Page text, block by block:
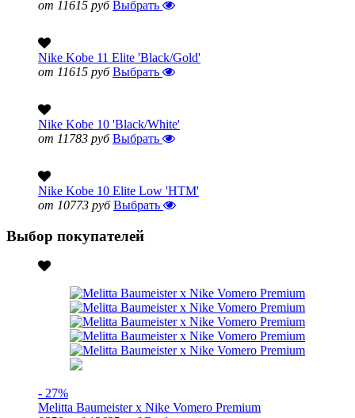
от 11615 руб Выбрать
Nike Kobe 11 Elite 'Black/Gold'
от 11615 руб Выбрать
Nike Kobe 10 'Black/White'
от 11783 руб Выбрать
Nike Kobe 10 Elite Low 'HTM'
от 10773 руб Выбрать
Выбор покупателей
- 27%
Melitta Baumeister x Nike Vomero Premium